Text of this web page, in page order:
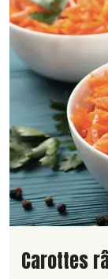
Lire la
Carottes